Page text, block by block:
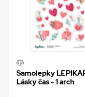
Samolepky
Lásky čas - 1 arch